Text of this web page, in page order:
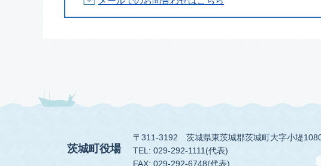
茨城町役場
〒311-3192
茨城県東茨城郡茨城町大字小堤
TEL: 029-292-1111(代表)
FAX: 029-292-6748(代表)